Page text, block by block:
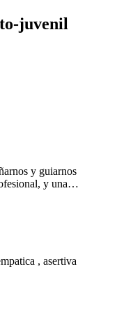
juvenil
y guiarnos
y una
agradecidos.
, asertiva